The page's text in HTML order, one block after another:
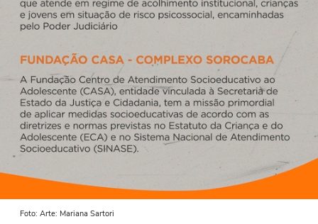
Foto: Arte: Mariana Sartori